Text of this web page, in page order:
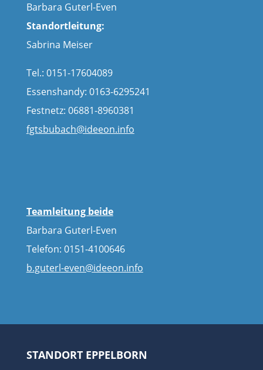
Barbara Guterl-Even
Standortleitung:
Sabrina Meiser
Tel.: 0151-17604089
Essenshandy: 0163-6295241
Festnetz: 06881-8960381
fgtsbubach@ideeon.info
Teamleitung beide
Barbara Guterl-Even
Telefon: 0151-4100646
b.guterl-even@ideeon.info
STANDORT EPPELBORN